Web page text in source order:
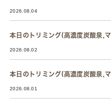
2026.08.04
本日のトリミング(高濃度炭酸泉,マ
2026.08.02
本日のトリミング(高濃度炭酸泉,マ
2026.08.01